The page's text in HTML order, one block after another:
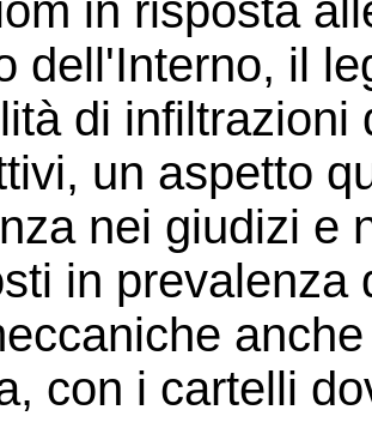
in risposta
dell'Interno, il
di infiltrazioni
un aspetto
nei giudizi e
in prevalenza
con i cartelli